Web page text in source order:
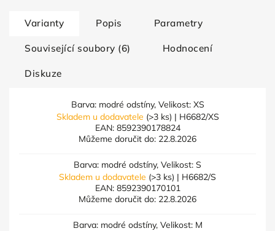
Varianty Popis Parametry
Související soubory (6) Hodnocení
Diskuze
Barva: modré odstíny, Velikost: XS
Skladem u dodavatele (>3 ks) | H6682/XS
EAN: 8592390178824
Můžeme doručit do: 22.8.2026
Barva: modré odstíny, Velikost: S
Skladem u dodavatele (>3 ks) | H6682/S
EAN: 8592390170101
Můžeme doručit do: 22.8.2026
Barva: modré odstíny, Velikost: M